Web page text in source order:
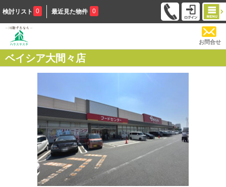
検討リスト 0 最近見た物件 0
お問合せ
ベイシア大間々店